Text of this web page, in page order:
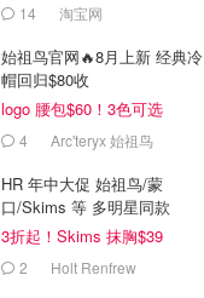
14 淘宝网
始祖鸟官网🔥8月上新 经典冷
帽回归$80收
logo 腰包$60！3色可选
4 Arc'teryx 始祖鸟
HR 年中大促 始祖鸟/蒙
口/Skims 等 多明星同款
3折起！Skims 抹胸$39
2 Holt Renfrew